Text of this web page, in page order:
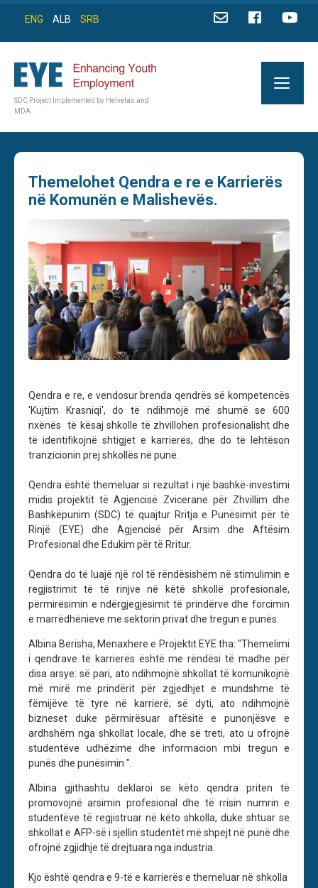
ENG ALB SRB
SDC Project Implemented by Helvetas and
MDA
Themelohet Qendra e re e Karrierës
në Komunën e Malishevës.
Qendra e re, e vendosur brenda qendrës së kompetencës
'Kujtim Krasniqi', do të ndihmojë më shumë se 600
nxënës të kësaj shkolle të zhvillohen profesionalisht dhe
të identifikojnë shtigjet e karrierës, dhe do të lehtëson
tranzicionin prej shkollës në punë.
Qendra është themeluar si rezultat i një bashkë-investimi
midis projektit të Agjencisë Zvicerane për Zhvillim dhe
Bashkëpunim (SDC) të quajtur Rritja e Punësimit për të
Rinjë (EYE) dhe Agjencisë për Arsim dhe Aftësim
Profesional dhe Edukim për të Rritur.
Qendra do të luajë një rol të rëndësishëm në stimulimin e
regjistrimit të të rinjve në këtë shkollë profesionale,
përmirësimin e ndërgjegjësimit të prindërve dhe forcimin
e marrëdhënieve me sektorin privat dhe tregun e punës.
Albina Berisha, Menaxhere e Projektit EYE tha: "Themelimi
i qendrave të karrierës është me rëndësi të madhe për
disa arsye: së pari, ato ndihmojnë shkollat të komunikojnë
më mirë me prindërit për zgjedhjet e mundshme të
fëmijëve të tyre në karrierë; së dyti, ato ndihmojnë
bizneset duke përmirësuar aftësitë e punonjësve e
ardhshëm nga shkollat locale, dhe së treti, ato u ofrojnë
studentëve udhëzime dhe informacion mbi tregun e
punës dhe punësimin ".
Albina gjithashtu deklaroi se këto qendra priten të
promovojnë arsimin profesional dhe të rrisin numrin e
studentëve të regjistruar në këto shkolla, duke shtuar se
shkollat e AFP-së i sjellin studentët më shpejt në punë dhe
ofrojnë zgjidhje të drejtuara nga industria.
Kjo është qendra e 9-të e karrierës e themeluar në shkolla ​​